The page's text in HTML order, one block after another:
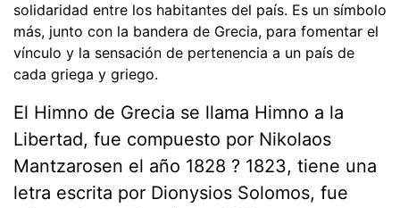
solidaridad entre los habitantes del país. Es un símbolo
más, junto con la bandera de Grecia, para fomentar el
vínculo y la sensación de pertenencia a un país de
cada griega y griego.
El Himno de Grecia se llama Himno a la
Libertad, fue compuesto por Nikolaos
Mantzarosen el año 1828 ? 1823, tiene una
letra escrita por Dionysios Solomos, fue